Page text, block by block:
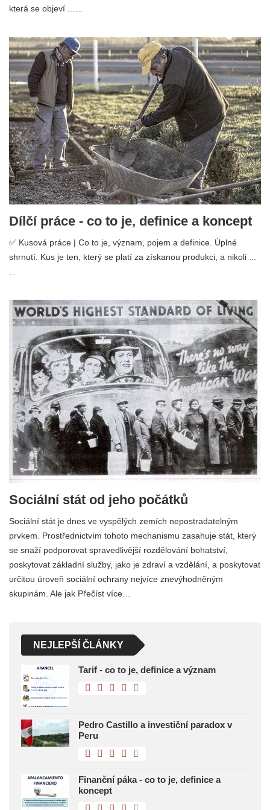
která se objeví ...…
Dílčí práce - co to je, definice a koncept
✅ Kusová práce | Co to je, význam, pojem a definice. Úplné
shrnutí. Kus je ten, který se platí za získanou produkci, a nikoli ...
Sociální stát od jeho počátků
Sociální stát je dnes ve vyspělých zemích nepostradatelným
prvkem. Prostřednictvím tohoto mechanismu zasahuje stát, který
se snaží podporovat spravedlivější rozdělování bohatství,
poskytovat základní služby, jako je zdraví a vzdělání, a poskytovat
určitou úroveň sociální ochrany nejvíce znevýhodněným
skupinám. Ale jak Přečíst více…
NEJLEPŠÍ ČLÁNKY
Tarif - co to je, definice a význam
Pedro Castillo a investiční paradox v
Peru
Finanční páka - co to je, definice a
koncept